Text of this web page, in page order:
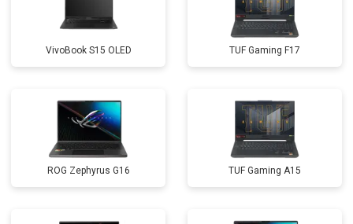
Ремонт петель от 3990 ₽ Заказать
VivoBook S15 OLED TUF Gaming F17
ROG Zephyrus G16 TUF Gaming A15